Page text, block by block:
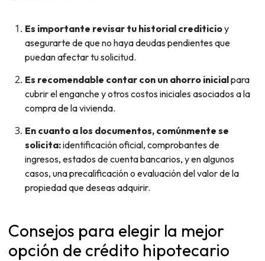
Es importante revisar tu historial crediticioy
asegurarte de que no haya deudas pendientes que
puedan afectar tu solicitud.
Es recomendable contar con un ahorro inicialpara
cubrir el enganche y otros costos iniciales asociados a la
compra de la vivienda.
En cuanto a los documentos, comúnmente se
solicita:identificación oficial, comprobantes de
ingresos, estados de cuenta bancarios, y en algunos
casos, una precalificación o evaluación del valor de la
propiedad que deseas adquirir.
Consejos para elegir la mejor
opción de crédito hipotecario